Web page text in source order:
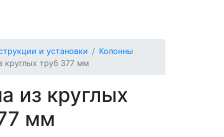
и установки
Колонны
круглых труб 377 мм
из круглых
мм